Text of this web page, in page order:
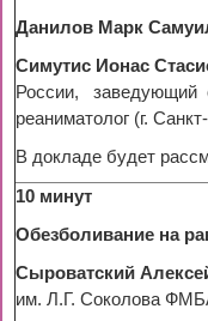
Данилов Марк
Симутис Ионас
России, заведующий
реаниматолог (г.
В докладе будет
10 минут
Обезболивание на
Сыроватский
им. Л.Г. Соколова